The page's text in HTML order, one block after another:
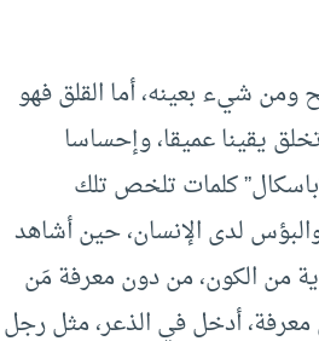
شيء بعينه، أما القلق فهو
تخلق يقينا عميقا، وإحساسا
كلمات تلخص تلك
لدى الإنسان، حين أشاهد
من الكون، من دون معرفة مَن
أدخل في الذعر، مثل رجل